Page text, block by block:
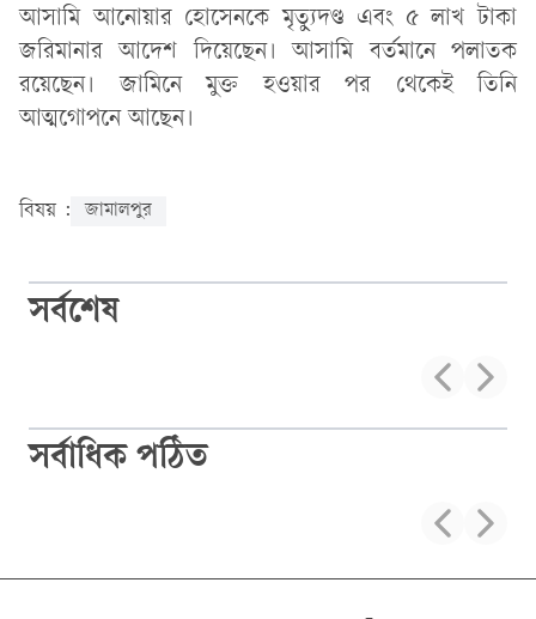
আসামি আনোয়ার হোসেনকে মৃত্যুদণ্ড এবং ৫ লাখ টাকা
জরিমানার আদেশ দিয়েছেন। আসামি বর্তমানে পলাতক
রয়েছেন। জামিনে মুক্ত হওয়ার পর থেকেই তিনি
আত্মগোপনে আছেন।
বিষয় : জামালপুর
সর্বশেষ
সর্বাধিক পঠিত